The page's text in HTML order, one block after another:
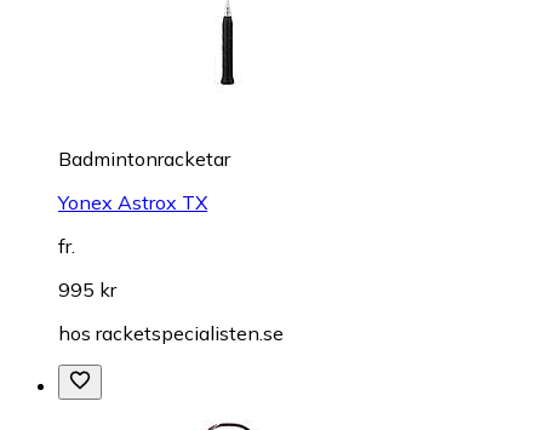
Badmintonracketar
Yonex Astrox TX
fr.
995 kr
hos racketspecialisten.se